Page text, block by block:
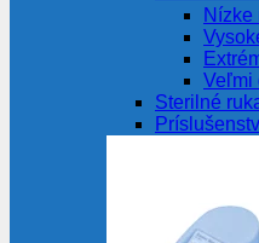
Nízke
Veľmi
Sterilné